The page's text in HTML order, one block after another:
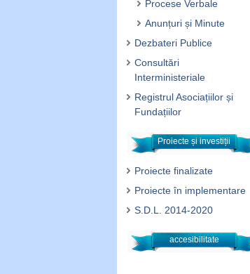
Procese Verbale
Anunțuri și Minute
Dezbateri Publice
Consultări
Interministeriale
Registrul Asociațiilor și
Fundațiilor
Proiecte și investiții
Proiecte finalizate
Proiecte în implementare
S.D.L. 2014-2020
accesibilitate